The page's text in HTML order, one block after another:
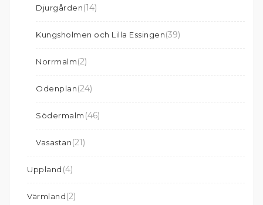
Djurgården(14)
Kungsholmen och Lilla Essingen(39)
Norrmalm(2)
Odenplan(24)
Södermalm (46)
Vasastan(21)
Uppland (4)
Värmland(2)